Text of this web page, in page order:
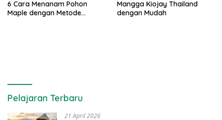
6 Cara Menanam Pohon
Maple dengan Metode
Mangga Kiojay Thailand
dengan Mudah
Pelajaran Terbaru
21 April 2026